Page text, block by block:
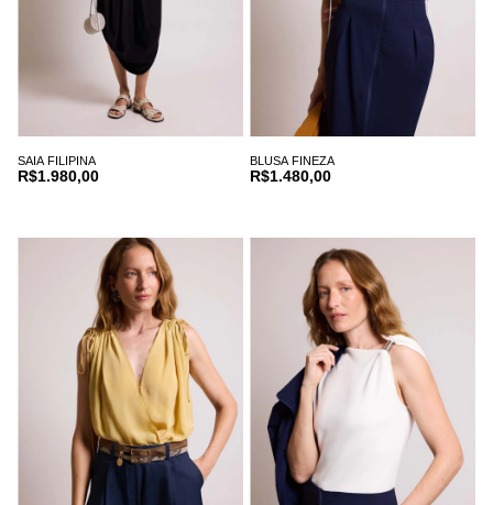
SAIA FILIPINA
R$1.980,00
BLUSA FINEZA
R$1.480,00